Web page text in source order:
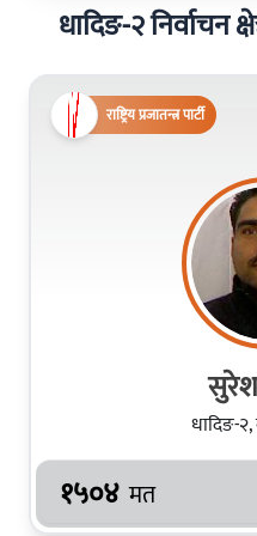
धादिङ-२ निर्वाचन
राष्ट्रिय प्रजातन्त्र पार्टी
धादिङ-
१५०४ मत